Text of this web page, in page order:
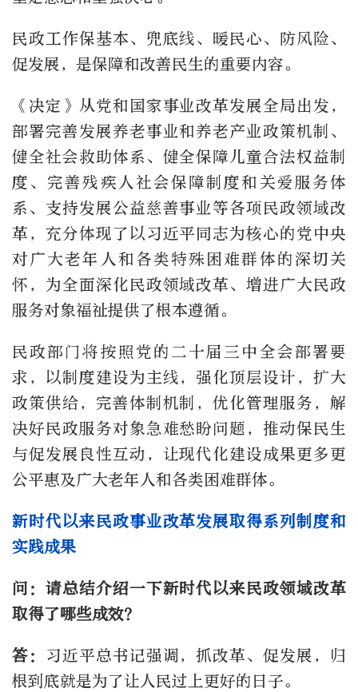
民政工作保基本、兜底线、暖民心、防风险、
促发展，是保障和改善民生的重要内容。
《决定》从党和国家事业改革发展全局出发，
部署完善发展养老事业和养老产业政策机制、
健全社会救助体系、健全保障儿童合法权益制
度、完善残疾人社会保障制度和关爱服务体
系、支持发展公益慈善事业等各项民政领域改
革，充分体现了以习近平同志为核心的党中央
对广大老年人和各类特殊困难群体的深切关
怀，为全面深化民政领域改革、增进广大民政
服务对象福祉提供了根本遵循。
民政部门将按照党的二十届三中全会部署要
求，以制度建设为主线，强化顶层设计，扩大
政策供给，完善体制机制，优化管理服务，解
决好民政服务对象急难愁盼问题，推动保民生
与促发展良性互动，让现代化建设成果更多更
公平惠及广大老年人和各类困难群体。
新时代以来民政事业改革发展取得系列制度和
实践成果
问：请总结介绍一下新时代以来民政领域改革
取得了哪些成效？
答： 习近平总书记强调，抓改革、促发展，归
根到底就是为了让人民过上更好的日子。